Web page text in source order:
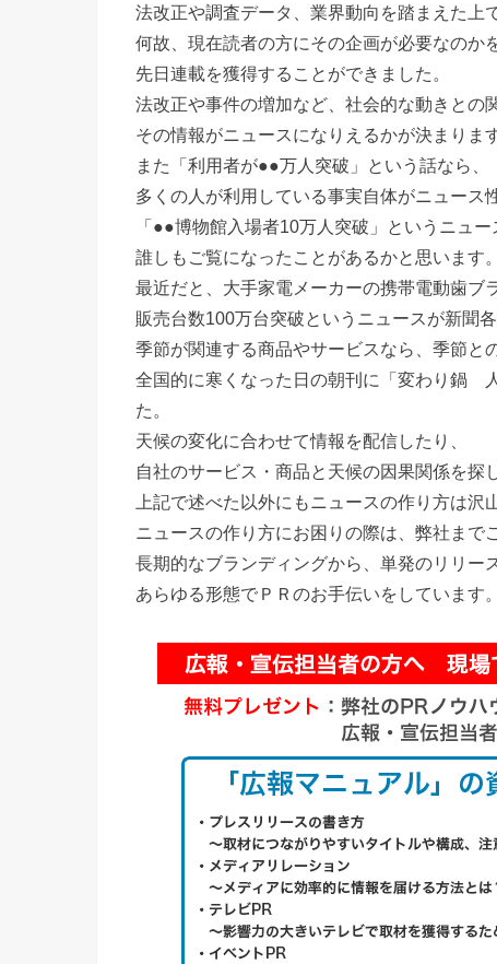
法改正や調査データ、業界動向を踏まえた上で
何故、現在読者の方にその企画が必要なのか
先日連載を獲得することができました。
法改正や事件の増加など、社会的な動きとの
その情報がニュースになりえるかが決まります
また「利用者が●●万人突破」という話なら、
多くの人が利用している事実自体がニュース
「●●博物館入場者10万人突破」というニュー
誰しもご覧になったことがあるかと思います。
最近だと、大手家電メーカーの携帯電動歯ブ
販売台数100万台突破というニュースが新聞
季節が関連する商品やサービスなら、季節と
全国的に寒くなった日の朝刊に「変わり鍋
た。
天候の変化に合わせて情報を配信したり、
自社のサービス・商品と天候の因果関係を探
上記で述べた以外にもニュースの作り方は沢
ニュースの作り方にお困りの際は、弊社まで
長期的なブランディングから、単発のリリー
あらゆる形態でＰＲのお手伝いをしています。